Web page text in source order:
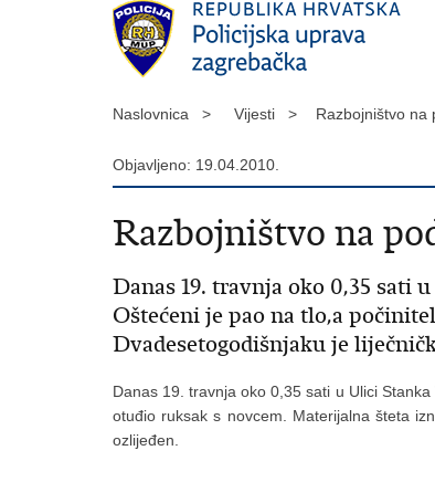
Naslovnica > Vijesti > Razbojništvo
Objavljeno: 19.04.2010.
Razbojništvo na
Danas 19. travnja oko 0,35 sati
Oštećeni je pao na tlo,a
Dvadesetogodišnjaku je
Danas 19. travnja oko 0,35 sati u Ulici
otuđio ruksak s novcem. Materijalna šteta
ozlijeđen.